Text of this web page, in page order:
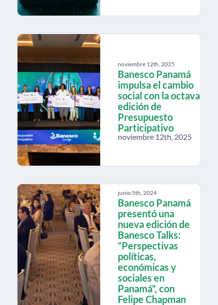
noviembre 12th, 2025
Banesco Panamá
impulsa el cambio
social con la octava
edición de
Presupuesto
Participativo
noviembre 12th, 2025
junio 5th, 2024
Banesco Panamá
presentó una
nueva edición de
Banesco Talks:
“Perspectivas
políticas,
económicas y
sociales en
Panamá”, con
Felipe Chapman